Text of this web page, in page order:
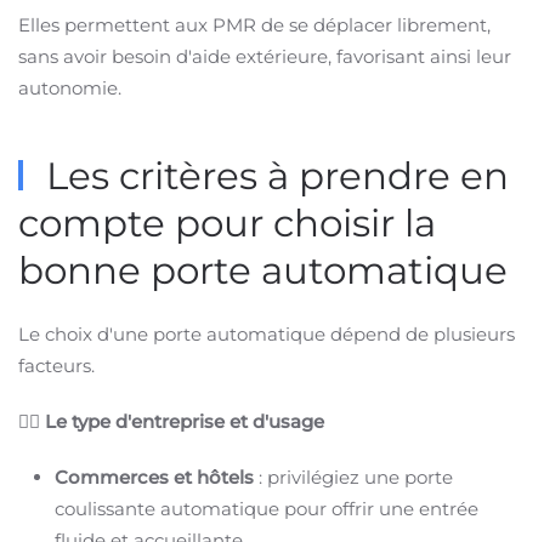
Elles permettent aux PMR de se déplacer librement,
sans avoir besoin d'aide extérieure, favorisant ainsi leur
autonomie.
Les critères à prendre en
compte pour choisir la
bonne porte automatique
Le choix d'une porte automatique dépend de plusieurs
facteurs.
👉🏻 Le type d'entreprise et d'usage
Commerces et hôtels : privilégiez une porte
coulissante automatique pour offrir une entrée